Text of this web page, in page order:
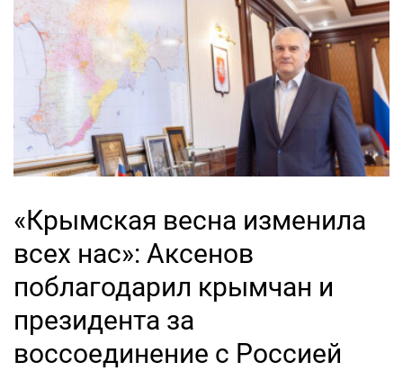
«Крымская весна изменила
всех нас»: Аксенов
поблагодарил крымчан и
президента за
воссоединение с Россией